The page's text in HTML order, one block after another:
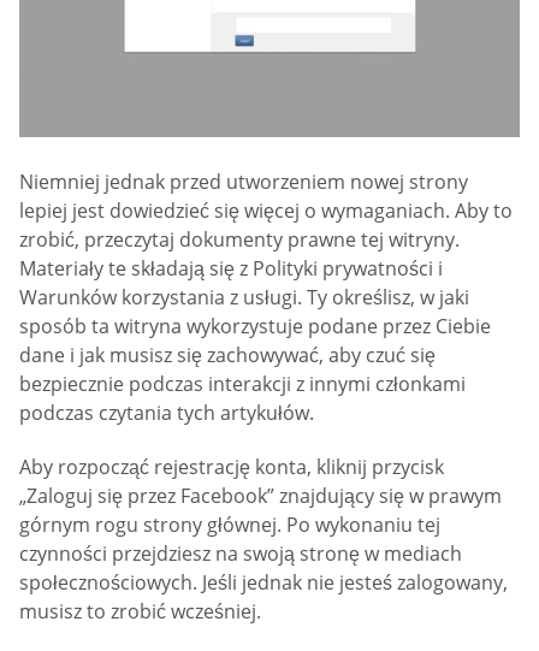
Niemniej jednak przed utworzeniem nowej strony
lepiej jest dowiedzieć się więcej o wymaganiach. Aby to
zrobić, przeczytaj dokumenty prawne tej witryny.
Materiały te składają się z Polityki prywatności i
Warunków korzystania z usługi. Ty określisz, w jaki
sposób ta witryna wykorzystuje podane przez Ciebie
dane i jak musisz się zachowywać, aby czuć się
bezpiecznie podczas interakcji z innymi członkami
podczas czytania tych artykułów.
Aby rozpocząć rejestrację konta, kliknij przycisk
„Zaloguj się przez Facebook” znajdujący się w prawym
górnym rogu strony głównej. Po wykonaniu tej
czynności przejdziesz na swoją stronę w mediach
społecznościowych. Jeśli jednak nie jesteś zalogowany,
musisz to zrobić wcześniej.